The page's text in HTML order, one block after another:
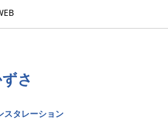
さ
スタレーション